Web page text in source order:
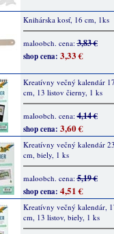
Knihárska kosť, 16 cm, 1ks
maloobch. cena:3,83 €
shop cena: 3,33 €
Kreatívny večný kalendár
cm, 13 listov čierny, 1 ks
maloobch. cena:4,14 €
shop cena: 3,60 €
Kreatívny večný kalendár
cm, biely, 1 ks
maloobch. cena:5,19 €
shop cena: 4,51 €
Kreatívny večný kalendár,
cm, 13 listov, biely, 1 ks